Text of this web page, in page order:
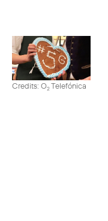
Credits: O2Telefónica